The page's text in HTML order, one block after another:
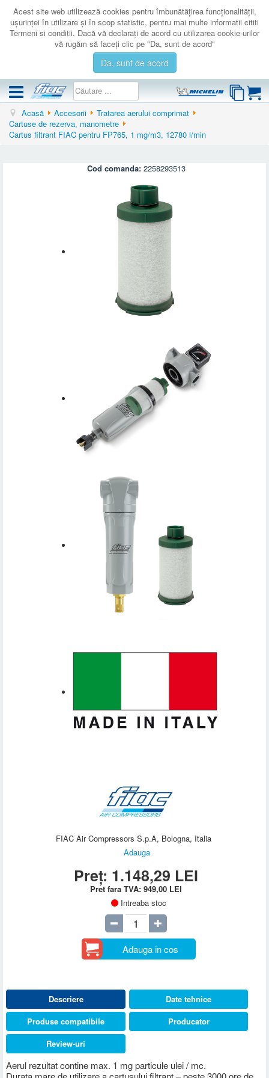
Acest site web utilizează cookies pentru îmbunătăţirea funcţionalităţii,
uşurinţei în utilizare şi în scop statistic, pentru mai multe informatii cititi
Termeni si conditii. Dacă vă declaraţi de acord cu utilizarea cookie-urilor
vă rugăm să faceţi clic pe "Da, sunt de acord"
Da, sunt de acord
COMPRESOARE
ACCESORII
AUTENTIFICARE
Acasă Accesorii
Tratarea aerului comprimat
Cartuse de rezerva, manometre
Cartus filtrant FIAC pentru FP765, 1 mg/m3, 12780 l/min
Cod comanda: 2258293513
FIAC Air Compressors S.p.A, Bologna, Italia
Adauga
Preț: 1.148,29 LEI
Pret fara TVA:949,00 LEI
Intreaba stoc
Adauga in cos
Descriere
Aerul rezultat contine max. 1 mg particule ulei / mc.
Date tehnice
Produse compatibile
Producator
Review-uri